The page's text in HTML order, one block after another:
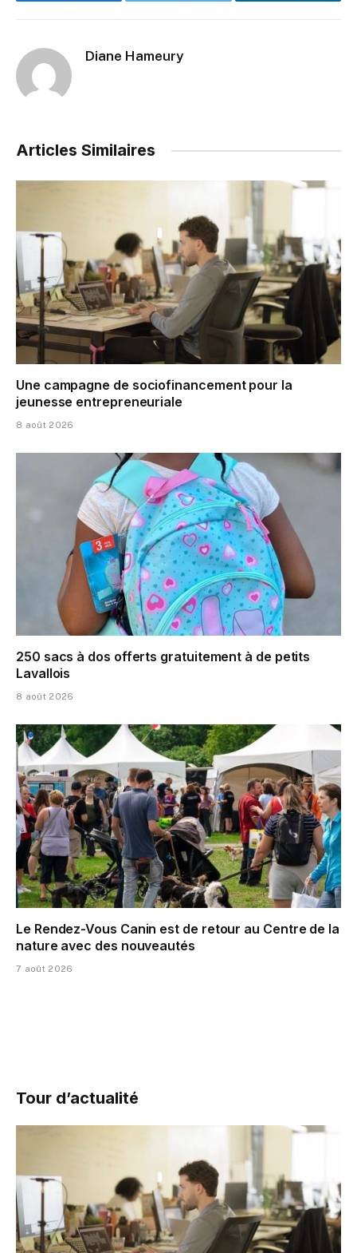
Diane Hameury
Articles Similaires
Une campagne de sociofinancement pour la
jeunesse entrepreneuriale
8 août 2026
250 sacs à dos offerts gratuitement à de petits
Lavallois
8 août 2026
Le Rendez-Vous Canin est de retour au Centre de la
nature avec des nouveautés
7 août 2026
Tour d’actualité